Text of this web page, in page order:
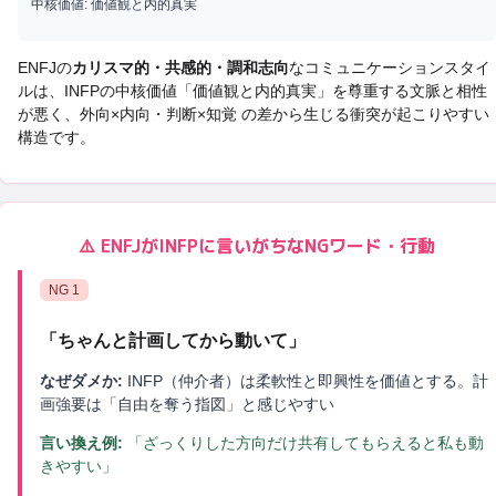
中核価値: 価値観と内的真実
ENFJのカリスマ的・共感的・調和志向なコミュニケーションスタイ
ルは、 INFPの中核価値「価値観と内的真実 」を尊重する文脈と相性
が悪く、 外向×内向・判断×知覚 の差から生じる衝突が起こりやすい
構造です。
⚠️ ENFJがINFPに言いがちなNGワード・行動
NG 1
「 ちゃんと計画してから動いて 」
なぜダメか: INFP（仲介者）は柔軟性と即興性を価値とする。計
画強要は「自由を奪う指図」と感じやすい
言い換え例:
「ざっくりした方向だけ共有してもらえると私も動
きやすい」